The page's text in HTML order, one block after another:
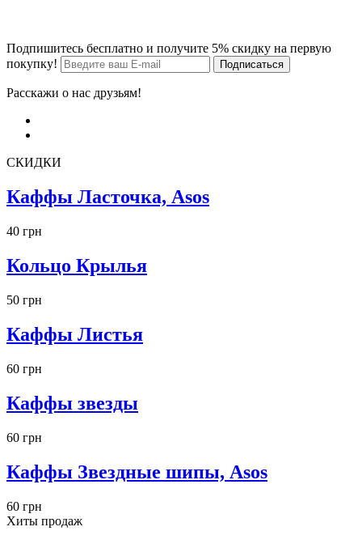
Подпишитесь бесплатно и получите 5% скидку на первую
покупку!
Расскажи о нас друзьям!
СКИДКИ
Каффы Ласточка, Asos
40 грн
Кольцо Крылья
50 грн
Каффы Листья
60 грн
Каффы звезды
60 грн
Каффы Звездные шипы, Asos
60 грн
Хиты продаж